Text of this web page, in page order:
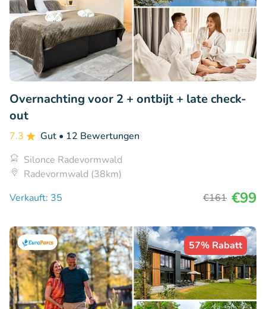
Overnachting voor 2 + ontbijt + late check-
out
7.3 Gut • 12 Bewertungen
Silonce Radevormwald
Radevormwald (38km)
Verkauft: 35
€161 €99
57% Rabatt